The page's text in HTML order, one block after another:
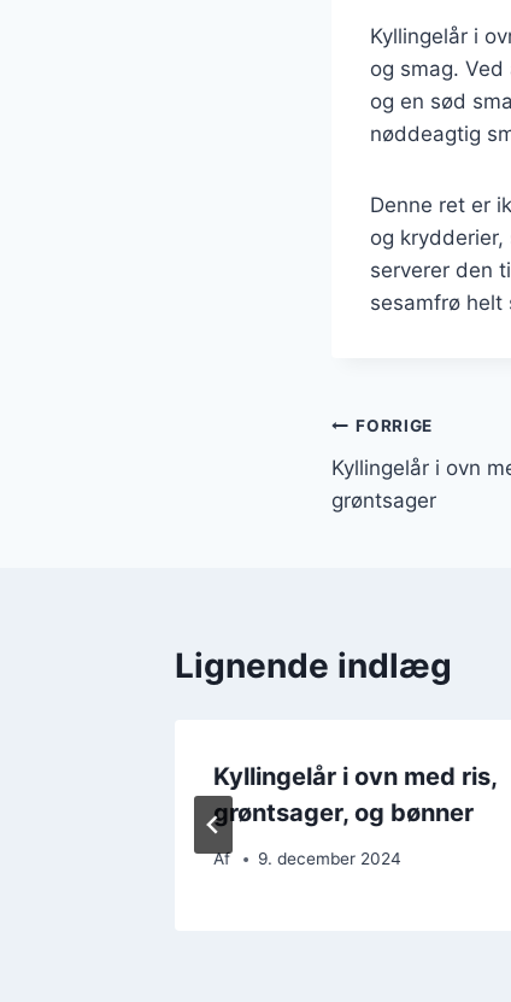
Kyllingelår i
og smag.
og en sød
nøddeagtig
Denne ret er
og
serverer den
sesamfrø
FORRIGE
Kyllingelår i ovn
grøntsager
Lignende indlæg
Kyllingelår i ovn med ris,
grøntsager, og bønner
Af 9. december 2024